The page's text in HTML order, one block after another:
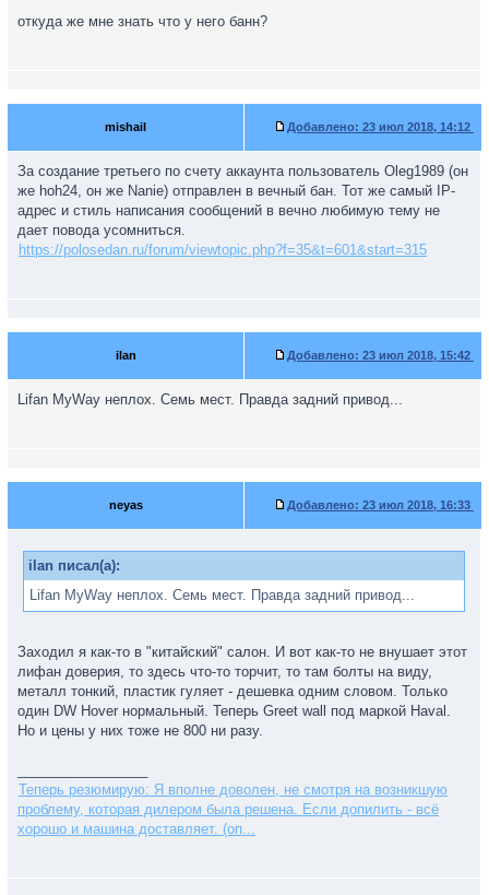
откуда же мне знать что у него банн?
mishail Добавлено: 23 июл 2018, 14:12
За создание третьего по счету аккаунта пользователь Oleg1989 (он
же hoh24, он же Nanie) отправлен в вечный бан. Тот же самый IP-
адрес и стиль написания сообщений в вечно любимую тему не
дает повода усомниться.
https://polosedan.ru/forum/viewtopic.php?f=35&t=601&start=315
ilan Добавлено: 23 июл 2018, 15:42
Lifan MyWay неплох. Семь мест. Правда задний привод...
neyas Добавлено: 23 июл 2018, 16:33
ilan писал(а):
Lifan MyWay неплох. Семь мест. Правда задний привод...
Заходил я как-то в "китайский" салон. И вот как-то не внушает этот
лифан доверия, то здесь что-то торчит, то там болты на виду,
металл тонкий, пластик гуляет - дешевка одним словом. Только
один DW Hover нормальный. Теперь Greet wall под маркой Haval.
Но и цены у них тоже не 800 ни разу.
Теперь резюмирую: Я вполне доволен, не смотря на возникшую
проблему, которая дилером была решена. Если допилить - всё
хорошо и машина доставляет. (оп...